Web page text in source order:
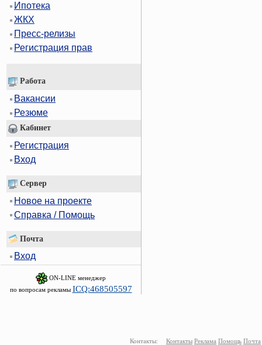
Ипотека
ЖКХ
Пресс-релизы
Регистрация прав
Работа
Вакансии
Резюме
Кабинет
Регистрация
Вход
Сервер
Новое на проекте
Справка / Помощь
Почта
Вход
ON-LINE менеджер
по вопросам рекламы ICQ:468505597
Контакты: Контакты Реклама Помощь Почта